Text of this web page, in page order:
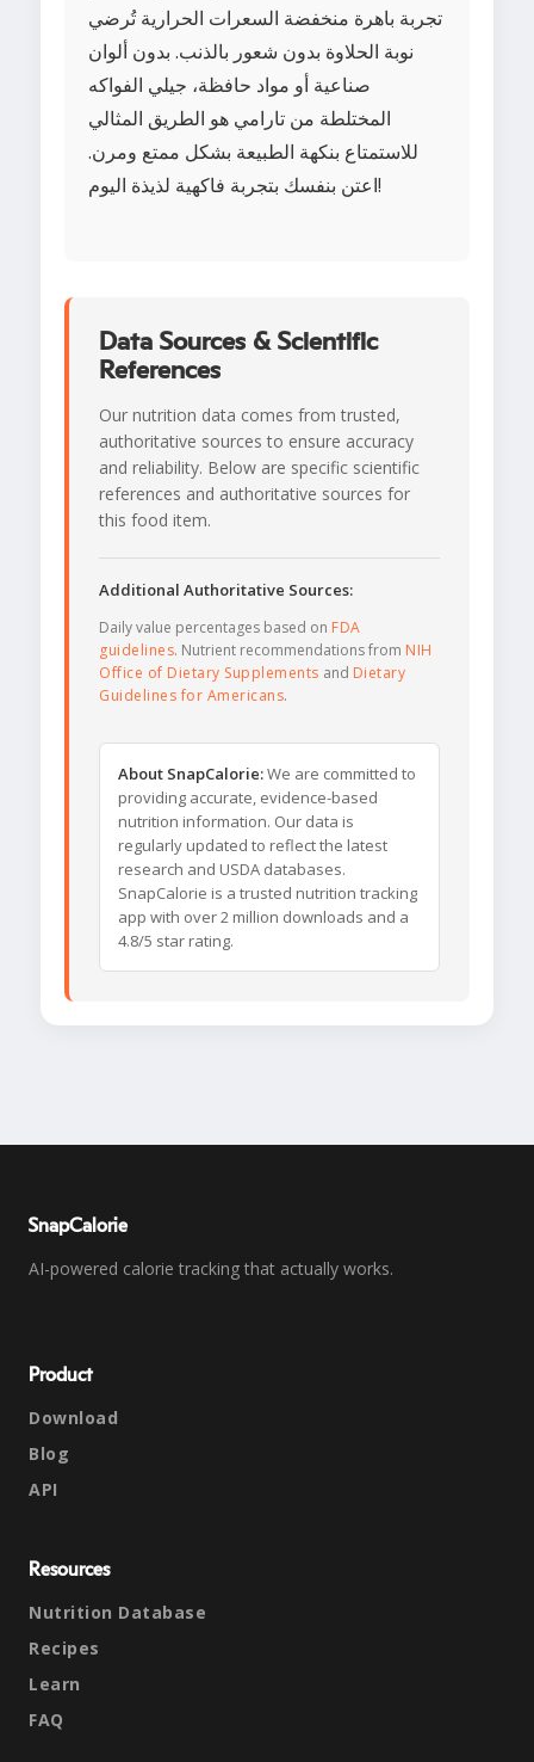
تجربة باهرة منخفضة السعرات الحرارية تُرضي
نوبة الحلاوة بدون شعور بالذنب. بدون ألوان
صناعية أو مواد حافظة، جيلي الفواكه
المختلطة من تارامي هو الطريق المثالي
للاستمتاع بنكهة الطبيعة بشكل ممتع ومرن.
اعتن بنفسك بتجربة فاكهية لذيذة اليوم!
Data Sources & Scientific
References
Our nutrition data comes from trusted,
authoritative sources to ensure accuracy
and reliability. Below are specific scientific
references and authoritative sources for
this food item.
Additional Authoritative Sources:
Daily value percentages based on FDA
guidelines. Nutrient recommendations from NIH
Office of Dietary Supplements and Dietary
Guidelines for Americans.
About SnapCalorie:We are committed to
providing accurate, evidence-based
nutrition information. Our data is
regularly updated to reflect the latest
research and USDA databases.
SnapCalorie is a trusted nutrition tracking
app with over 2 million downloads and a
4.8/5 star rating.
SnapCalorie
AI-powered calorie tracking that actually works.
Product
Download
Blog
API
Resources
Nutrition Database
Recipes
Learn
FAQ